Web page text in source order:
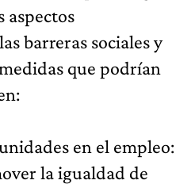
aspectos
barreras sociales y
que podrían
en el empleo:
la igualdad de